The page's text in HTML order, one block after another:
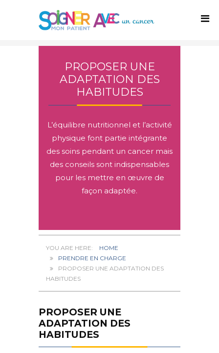
PROPOSER UNE
ADAPTATION DES
HABITUDES
L’équilibre nutritionnel et l’activité
physique font partie intégrante
des soins pendant un cancer mais
des conseils sont indispensables
pour les mettre en œuvre de
façon adaptée.
HOME
PRENDRE EN CHARGE
PROPOSER UNE ADAPTATION DES
HABITUDES
PROPOSER UNE
ADAPTATION DES
HABITUDES